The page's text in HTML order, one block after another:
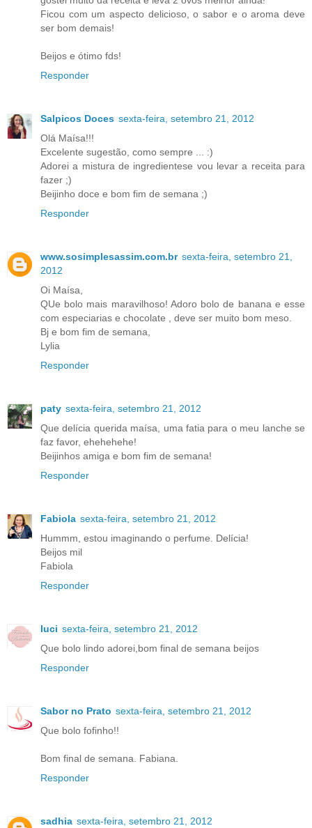
Ficou com um aspecto delicioso, o sabor e o aroma deve
ser bom demais!
Beijos e ótimo fds!
Responder
Salpicos Doces sexta-feira, setembro 21, 2012
Olá Maísa!!!
Excelente sugestão, como sempre ... :)
Adorei a mistura de ingredientese vou levar a receita para
fazer ;)
Beijinho doce e bom fim de semana ;)
Responder
www.sosimplesassim.com.br sexta-feira, setembro 21,
2012
Oi Maísa,
QUe bolo mais maravilhoso! Adoro bolo de banana e esse
com especiarias e chocolate , deve ser muito bom meso.
Bj e bom fim de semana,
Lylia
Responder
paty sexta-feira, setembro 21, 2012
Que delícia querida maísa, uma fatia para o meu lanche se
faz favor, ehehehehe!
Beijinhos amiga e bom fim de semana!
Responder
Fabiola sexta-feira, setembro 21, 2012
Hummm, estou imaginando o perfume. Delícia!
Beijos mil
Fabiola
Responder
luci sexta-feira, setembro 21, 2012
Que bolo lindo adorei,bom final de semana beijos
Responder
Sabor no Prato sexta-feira, setembro 21, 2012
Que bolo fofinho!!
Bom final de semana. Fabiana.
Responder
sadhia sexta-feira, setembro 21, 2012